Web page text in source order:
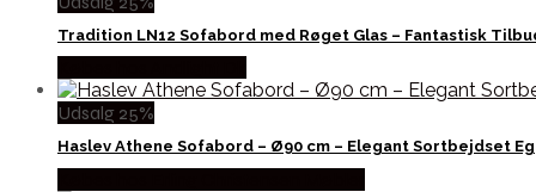
Tradition LN12 Sofabord med Røget Glas – Fantastisk
Udsalg 25%
Haslev Athene Sofabord – Ø90 cm – Elegant Sortbejdset Eg